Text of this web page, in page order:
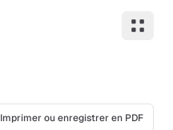
Imprimer ou enregistrer en PDF